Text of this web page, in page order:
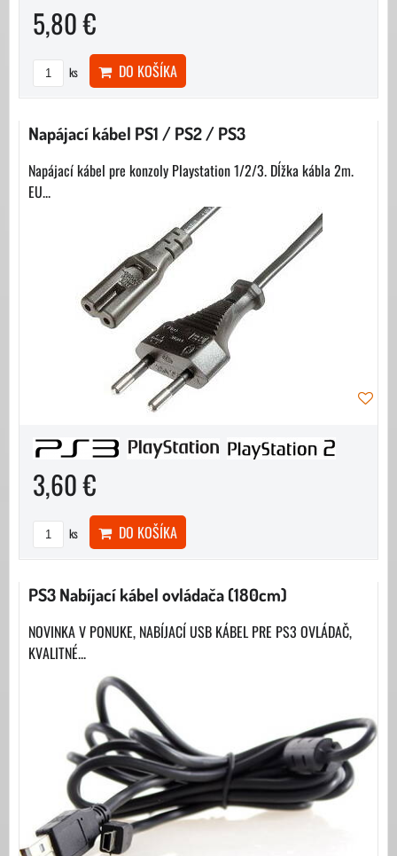
5,80 €
ks DO KOŠÍKA
Napájací kábel PS1 / PS2 / PS3
Napájací kábel pre konzoly Playstation 1/2/3. Dĺžka kábla 2m.
EU...
3,60 €
ks DO KOŠÍKA
PS3 Nabíjací kábel ovládača (180cm)
NOVINKA V PONUKE, NABÍJACÍ USB KÁBEL PRE PS3 OVLÁDAČ,
KVALITNÉ...